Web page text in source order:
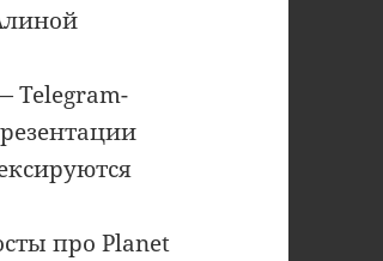
Telegram-
про Planet